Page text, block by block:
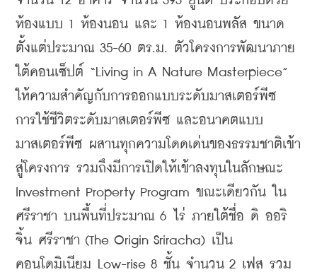
ห้องแบบ 1 ห้องนอน และ 1 ห้องนอนพลัส ขนาด
ตั้งแต่ประมาณ 35-60 ตร.ม. ตัวโครงการพัฒนาภาย
ใต้คอนเซ็ปต์ “Living in A Nature Masterpiece”
ให้ความสำคัญกับการออกแบบระดับมาสเตอร์พีซ
การใช้ชีวิตระดับมาสเตอร์พีซ และอนาคตแบบ
มาสเตอร์พีซ ผสานทุกความโดดเด่นของธรรมชาติเข้า
สู่โครงการ รวมถึงมีการเปิดให้เข้าลงทุนในลักษณะ
Investment Property Program ขณะเดียวกัน ใน
ศรีราชา บนพื้นที่ประมาณ 6 ไร่ ภายใต้ชื่อ ดิ ออริ
จิ้น ศรีราชา (The Origin Sriracha) เป็น
คอนโดมิเนียม Low-rise 8 ชั้น จำนวน 2 เฟส รวม